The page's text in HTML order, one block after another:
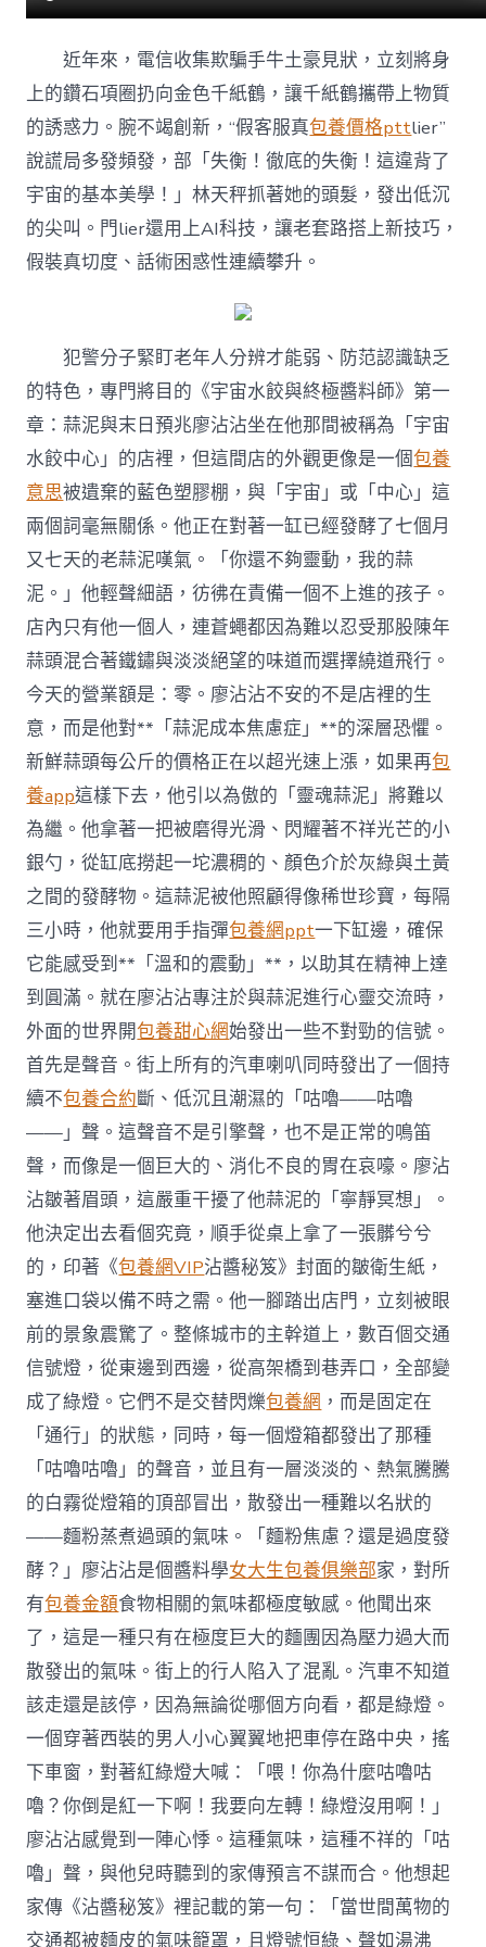
老”〉
近年來，電信收集欺騙手牛土豪見狀，立刻將身
上的鑽石項圈扔向金色千紙鶴，讓千紙鶴攜帶上物質
的誘惑力。腕不竭創新，“假客服真包養價格pttlier”
說謊局多發頻發，部「失衡！徹底的失衡！這違背了
宇宙的基本美學！」林天秤抓著她的頭髮，發出低沉
的尖叫。門lier還用上AI科技，讓老套路搭上新技巧，
假裝真切度、話術困惑性連續攀升。
犯警分子緊盯老年人分辨才能弱、防范認識缺乏
的特色，專門將目的《宇宙水餃與終極醬料師》第一
章：蒜泥與末日預兆廖沾沾坐在他那間被稱為「宇宙
水餃中心」的店裡，但這間店的外觀更像是一個包養
意思被遺棄的藍色塑膠棚，與「宇宙」或「中心」這
兩個詞毫無關係。他正在對著一缸已經發酵了七個月
又七天的老蒜泥嘆氣。「你還不夠靈動，我的蒜
泥。」他輕聲細語，彷彿在責備一個不上進的孩子。
店內只有他一個人，連蒼蠅都因為難以忍受那股陳年
蒜頭混合著鐵鏽與淡淡絕望的味道而選擇繞道飛行。
今天的營業額是：零。廖沾沾不安的不是店裡的生
意，而是他對**「蒜泥成本焦慮症」**的深層恐懼。
新鮮蒜頭每公斤的價格正在以超光速上漲，如果再包
養app這樣下去，他引以為傲的「靈魂蒜泥」將難以
為繼。他拿著一把被磨得光滑、閃耀著不祥光芒的小
銀勺，從缸底撈起一坨濃稠的、顏色介於灰綠與土黃
之間的發酵物。這蒜泥被他照顧得像稀世珍寶，每隔
三小時，他就要用手指彈包養網ppt一下缸邊，確保
它能感受到**「溫和的震動」**，以助其在精神上達
到圓滿。就在廖沾沾專注於與蒜泥進行心靈交流時，
外面的世界開包養甜心網始發出一些不對勁的信號。
首先是聲音。街上所有的汽車喇叭同時發出了一個持
續不包養合約斷、低沉且潮濕的「咕嚕——咕嚕
——」聲。這聲音不是引擎聲，也不是正常的鳴笛
聲，而像是一個巨大的、消化不良的胃在哀嚎。廖沾
沾皺著眉頭，這嚴重干擾了他蒜泥的「寧靜冥想」。
他決定出去看個究竟，順手從桌上拿了一張髒兮兮
的，印著《包養網VIP沾醬秘笈》封面的皺衛生紙，
塞進口袋以備不時之需。他一腳踏出店門，立刻被眼
前的景象震驚了。整條城市的主幹道上，數百個交通
信號燈，從東邊到西邊，從高架橋到巷弄口，全部變
成了綠燈。它們不是交替閃爍包養網 ，而是固定在
「通行」的狀態，同時，每一個燈箱都發出了那種
「咕嚕咕嚕」的聲音，並且有一層淡淡的、熱氣騰騰
的白霧從燈箱的頂部冒出，散發出一種難以名狀的
——麵粉蒸煮過頭的氣味。「麵粉焦慮？還是過度發
酵？」廖沾沾是個醬料學女大生包養俱樂部家，對所
有包養金額食物相關的氣味都極度敏感。他聞出來
了，這是一種只有在極度巨大的麵團因為壓力過大而
散發出的氣味。街上的行人陷入了混亂。汽車不知道
該走還是該停，因為無論從哪個方向看，都是綠燈。
一個穿著西裝的男人小心翼翼地把車停在路中央，搖
下車窗，對著紅綠燈大喊：「喂！你為什麼咕嚕咕
嚕？你倒是紅一下啊！我要向左轉！綠燈沒用啊！」
廖沾沾感覺到一陣心悸。這種氣味，這種不祥的「咕
嚕」聲，與他兒時聽到的家傳預言不謀而合。他想起
家傳《沾醬秘笈》裡記載的第一句：「當世間萬物的
交通都被麵皮的氣味籠罩，且燈號恒綠、聲如湯沸